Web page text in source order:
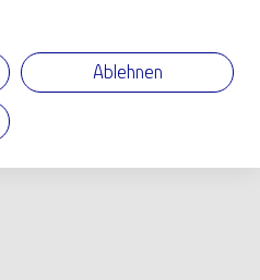
Gartenhaus stehen.“
Ablehnen